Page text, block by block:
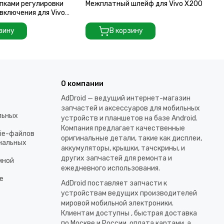
регулировки
для Vivo
Межплатный шлейф для Vivo X200
В корзину
файлов
О компании
AdDroid — ведущий интернет-магазин
запчастей и аксессуаров для мобильных
устройств и планшетов на базе Android.
Компания предлагает качественные
оригинальные детали, такие как дисплеи,
аккумуляторы, крышки, тачскрины, и
других запчастей для ремонта и
ежедневного использования.​
AdDroid поставляет запчасти к
устройствам ведущих производителей
мировой мобильной электроники.
Клиентам доступны , быстрая доставка